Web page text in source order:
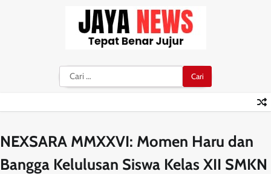
Cari
untuk:
NEXSARA MMXXVI: Momen Haru dan
Bangga Kelulusan Siswa Kelas XII SMKN